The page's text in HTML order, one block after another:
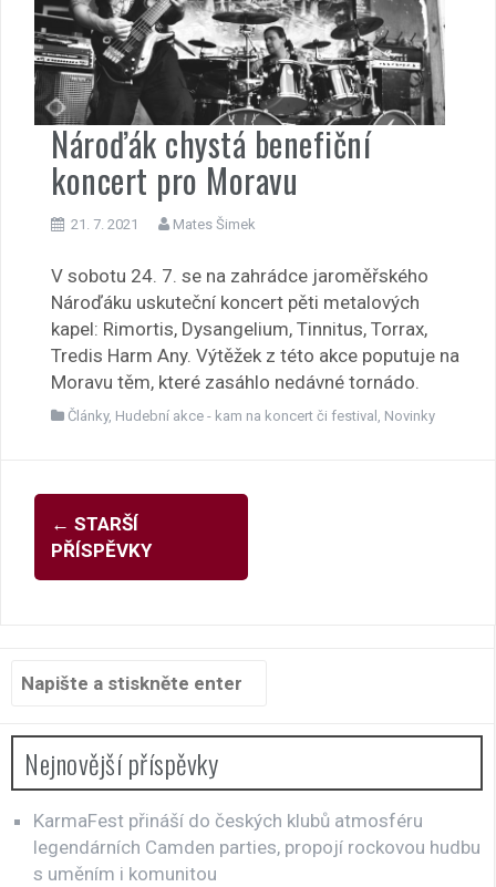
Nároďák chystá benefiční
koncert pro Moravu
21. 7. 2021 Mates Šimek
V sobotu 24. 7. se na zahrádce jaroměřského
Nároďáku uskuteční koncert pěti metalových
kapel: Rimortis, Dysangelium, Tinnitus, Torrax,
Tredis Harm Any. Výtěžek z této akce poputuje na
Moravu těm, které zasáhlo nedávné tornádo.
Články, Hudební akce - kam na koncert či festival , Novinky
Navigace
pro
příspěvky
← STARŠÍ
PŘÍSPĚVKY
Hledat:
Nejnovější příspěvky
KarmaFest přináší do českých klubů atmosféru
legendárních Camden parties, propojí rockovou hudbu
s uměním i komunitou